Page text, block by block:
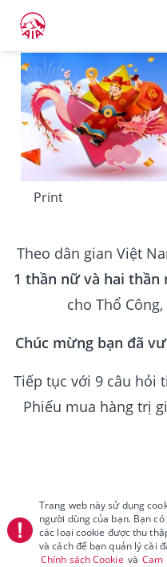
Print
Theo dân gian Việt
1 thần nữ và hai thần
cho Thổ
Chúc mừng bạn đã
Tiếp tục với 9 câu hỏi
Phiếu mua hàng trị
Trang web này sử dụng
người dùng của bạn. Bạn
các loại cookie được thu
và cách để bạn quản lý cài
Chính sách Cookie và Cam